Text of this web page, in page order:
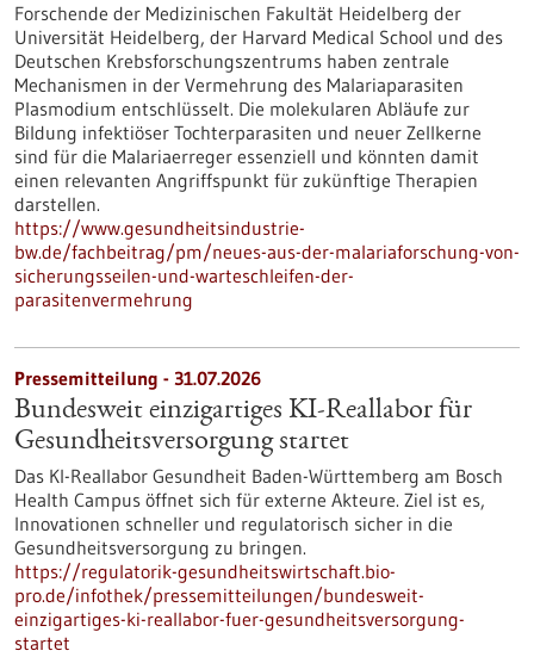
Forschende der Medizinischen Fakultät Heidelberg der
Universität Heidelberg, der Harvard Medical School und des
Deutschen Krebsforschungszentrums haben zentrale
Mechanismen in der Vermehrung des Malariaparasiten
Plasmodium entschlüsselt. Die molekularen Abläufe zur
Bildung infektiöser Tochterparasiten und neuer Zellkerne
sind für die Malariaerreger essenziell und könnten damit
einen relevanten Angriffspunkt für zukünftige Therapien
darstellen.
https://www.gesundheitsindustrie-
bw.de/fachbeitrag/pm/neues-aus-der-malariaforschung-von-
sicherungsseilen-und-warteschleifen-der-
parasitenvermehrung
Pressemitteilung - 31.07.2026
Bundesweit einzigartiges KI-Reallabor für
Gesundheits­versorgung startet
Das KI-Reallabor Gesundheit Baden-Württemberg am Bosch
Health Campus öffnet sich für externe Akteure. Ziel ist es,
Innovationen schneller und regulatorisch sicher in die
Gesundheitsversorgung zu bringen.
https://regulatorik-gesundheitswirtschaft.bio-
pro.de/infothek/pressemitteilungen/bundesweit-
einzigartiges-ki-reallabor-fuer-gesundheitsversorgung-
startet